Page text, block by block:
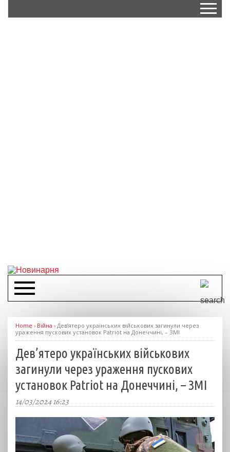
Home › Війна › Дев’ятеро українських військових загинули через
ураження пускових установок Patriot на Донеччині, – ЗМІ
Дев’ятеро українських військових
загинули через ураження пускових
установок Patriot на Донеччині, – ЗМІ
14/03/2024 16:23